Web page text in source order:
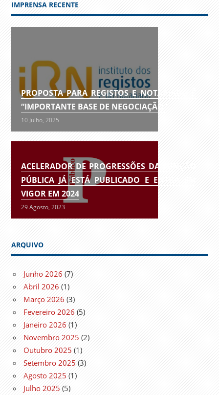
IMPRENSA RECENTE
PROPOSTA PARA REGISTOS E NOTARIADO É
“IMPORTANTE BASE DE NEGOCIAÇÃO”
10 Julho, 2025
ACELERADOR DE PROGRESSÕES DA FUNÇÃO
PÚBLICA JÁ ESTÁ PUBLICADO E ENTRA EM
VIGOR EM 2024
29 Agosto, 2023
ARQUIVO
Junho 2026 (7)
Abril 2026 (1)
Março 2026 (3)
Fevereiro 2026 (5)
Janeiro 2026 (1)
Novembro 2025 (2)
Outubro 2025 (1)
Setembro 2025 (3)
Agosto 2025 (1)
Julho 2025 (5)